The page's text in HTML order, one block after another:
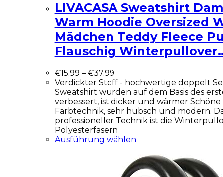
LIVACASA Sweatshirt
Warm Hoodie Oversized
Mädchen Teddy Fleece
Flauschig
€15.99 – €37.99
Verdickter Stoff - hochwertige doppelt
Sweatshirt wurden auf dem Basis des
verbessert, ist dicker und wärmer Schöne
Farbtechnik, sehr hübsch und modern.
professioneller Technik ist die
Polyesterfasern
Ausführung wählen